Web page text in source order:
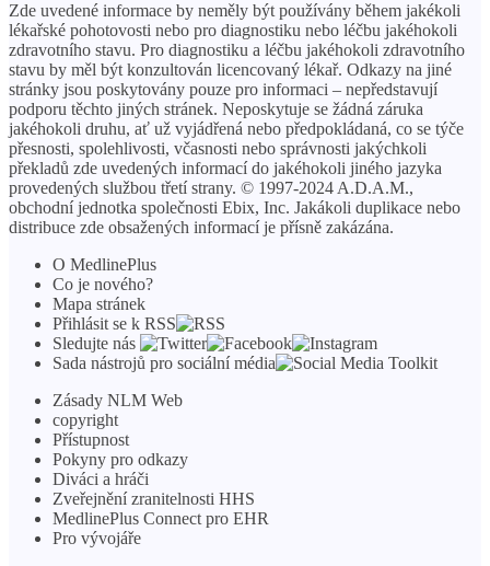
Zde uvedené informace by neměly být používány během jakékoli
lékařské pohotovosti nebo pro diagnostiku nebo léčbu jakéhokoli
zdravotního stavu. Pro diagnostiku a léčbu jakéhokoli zdravotního
stavu by měl být konzultován licencovaný lékař. Odkazy na jiné
stránky jsou poskytovány pouze pro informaci – nepředstavují
podporu těchto jiných stránek. Neposkytuje se žádná záruka
jakéhokoli druhu, ať už vyjádřená nebo předpokládaná, co se týče
přesnosti, spolehlivosti, včasnosti nebo správnosti jakýchkoli
překladů zde uvedených informací do jakéhokoli jiného jazyka
provedených službou třetí strany. © 1997-2024 A.D.A.M.,
obchodní jednotka společnosti Ebix, Inc. Jakákoli duplikace nebo
distribuce zde obsažených informací je přísně zakázána.
O MedlinePlus
Co je nového?
Mapa stránek
Přihlásit se k RSS
Sledujte nás
Sada nástrojů pro sociální média
Zásady NLM Web
copyright
Přístupnost
Pokyny pro odkazy
Diváci a hráči
Zveřejnění zranitelnosti HHS
MedlinePlus Connect pro EHR
Pro vývojáře